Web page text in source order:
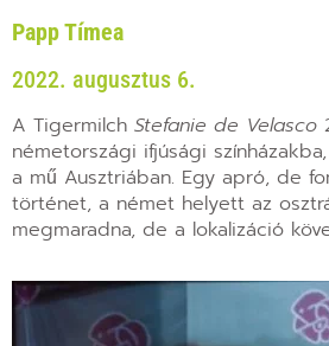
Papp Tímea
2022. augusztus 6.
A Tigermilch Stefanie de Velasco
németországi ifjúsági
a mű Ausztriában. Egy apró, de
történet, a német helyett az
megmaradna, de a lokalizáció